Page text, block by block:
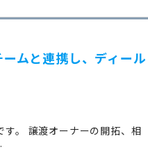
ムと連携し、ディール
。 譲渡オーナーの開拓、相